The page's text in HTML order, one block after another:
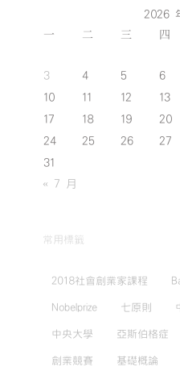
2026
一 二 三 四
3
4 5 6
10
11 12 13
17
18 19 20
24
25 26 27
31
« 7 月
常用標籤
2018社會創業家課程
Nobelprize 七原則
中央大學 亞斯伯格症
創業競賽 基礎概論